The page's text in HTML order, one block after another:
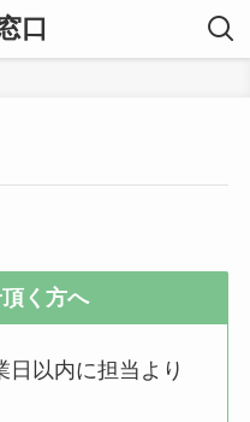
口
く方へ
日以内に担当より